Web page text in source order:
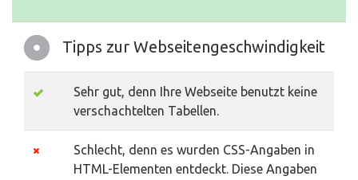
Tipps zur Webseitengeschwindigkeit
Sehr gut, denn Ihre Webseite benutzt keine
verschachtelten Tabellen.
Schlecht, denn es wurden CSS-Angaben in
HTML-Elementen entdeckt. Diese Angaben